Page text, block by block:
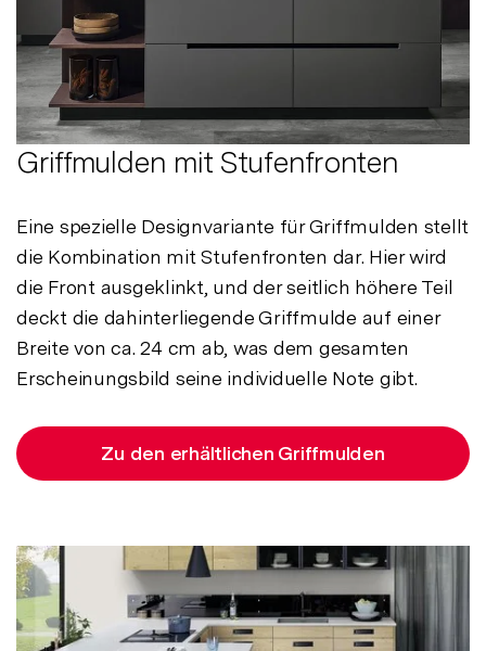
Griffmulden mit Stufenfronten
Eine spezielle Designvariante für Griffmulden stellt
die Kombination mit Stufenfronten dar. Hier wird
die Front ausgeklinkt, und der seitlich höhere Teil
deckt die dahinterliegende Griffmulde auf einer
Breite von ca. 24 cm ab, was dem gesamten
Erscheinungsbild seine individuelle Note gibt.
Zu den erhältlichen Griffmulden